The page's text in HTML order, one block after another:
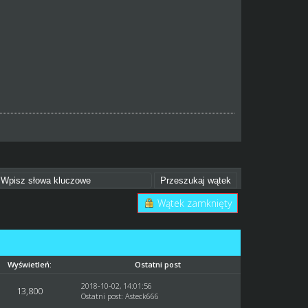
Wątek zamknięty
Wyświetleń: Ostatni post
13,800
2018-10-02, 14:01:56
Ostatni post:Asteck666